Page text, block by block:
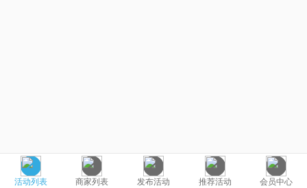
活动列表 商家列表 发布活动 推荐活动 会员中心